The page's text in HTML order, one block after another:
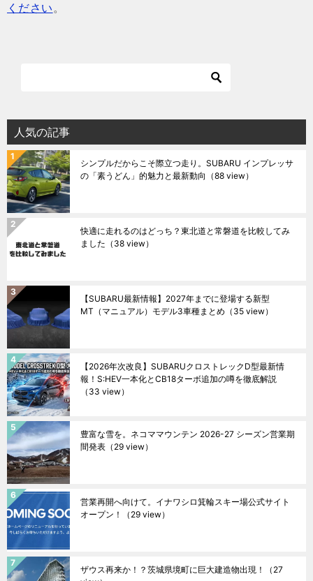
ください。
人気の記事
シンプルだからこそ際立つ走り。SUBARU インプレッサ
の「素うどん」的魅力と最新動向 （88 view）
快適に走れるのはどっち？東北道と常磐道を比較してみ
ました （38 view）
【SUBARU最新情報】2027年までに登場する新型
MT（マニュアル）モデル3車種まとめ （35 view）
【2026年次改良】SUBARUクロストレックD型最新情
報！S:HEV一本化とCB18ターボ追加の噂を徹底解説
（33 view）
豊富な雪を。ネコママウンテン 2026-27 シーズン営業期
間発表 （29 view）
営業再開へ向けて。イナワシロ箕輪スキー場公式サイト
オープン！
（29 view）
ザウス再来か！？茨城県境町に巨大建造物出現！
（27